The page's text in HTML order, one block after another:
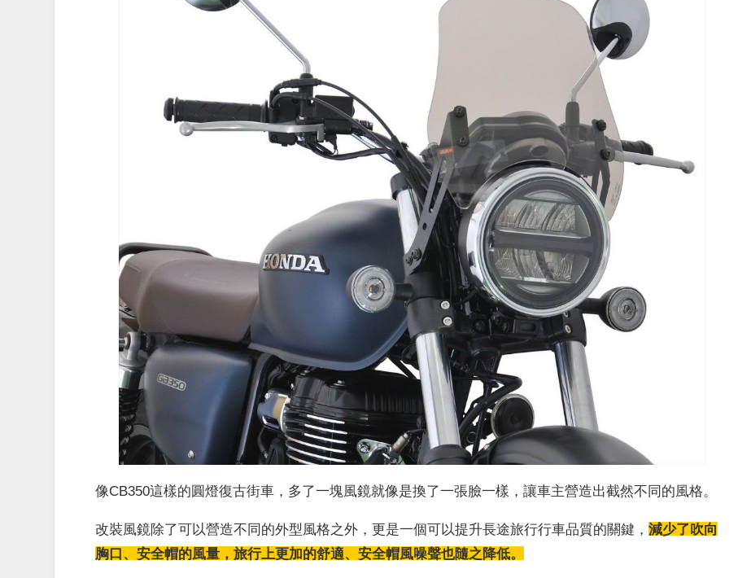
像CB350這樣的圓燈復古街車，多了一塊風鏡就像是換了一張臉一樣，讓車主營造出截然不同的風格。
改裝風鏡除了可以營造不同的外型風格之外，更是一個可以提升長途旅行行車品質的關鍵，減少了吹向
胸口、安全帽的風量，旅行上更加的舒適、安全帽風噪聲也隨之降低。